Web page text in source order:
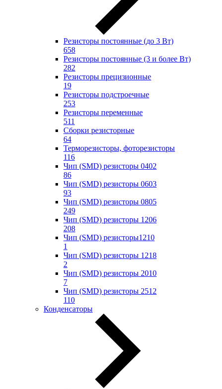
Резисторы постоянные (до 3 Вт)
658
Резисторы постоянные (3 и более Вт)
282
Резисторы прецизионные
19
Резисторы подстроечные
253
Резисторы переменные
511
Сборки резисторные
64
Терморезисторы, фоторезисторы
116
Чип (SMD) резисторы 0402
86
Чип (SMD) резисторы 0603
93
Чип (SMD) резисторы 0805
249
Чип (SMD) резисторы 1206
208
Чип (SMD) резисторы1210
1
Чип (SMD) резисторы 1218
2
Чип (SMD) резисторы 2010
7
Чип (SMD) резисторы 2512
110
Конденсаторы